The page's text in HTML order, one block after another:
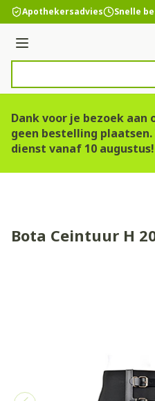
Ga naar de inhoud
Apothekersadvies Snelle
Menu
Dank voor je bezoek aan
geen bestelling
dienst vanaf 10 augustus!
Bota Ceintuur H